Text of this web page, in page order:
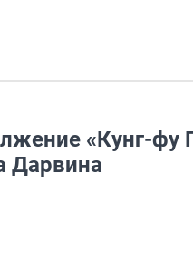
«Кунг-фу
Дарвина